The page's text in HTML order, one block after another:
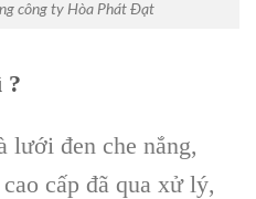
công ty Hòa Phát Đạt
?
lưới đen che nắng,
cấp đã qua xử lý,